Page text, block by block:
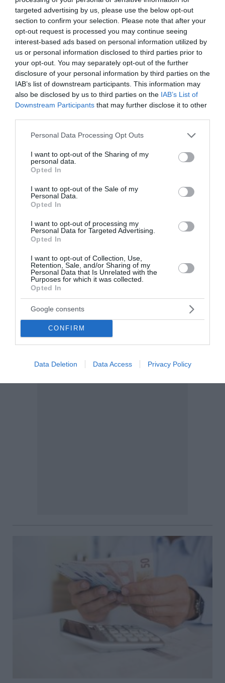
targeted advertising by us, please use the below opt-out
section to confirm your selection. Please note that after your
opt-out request is processed you may continue seeing
interest-based ads based on personal information utilized by
us or personal information disclosed to third parties prior to
your opt-out. You may separately opt-out of the further
disclosure of your personal information by third parties on the
IAB’s list of downstream participants. This information may
also be disclosed by us to third parties on the IAB’s List of
Downstream Participants that may further disclose it to other
Please note that this website/app uses one or more Google
not limited to your visit or usage behaviour. You may click to
grant or deny consent to Google and its third-party tags to
use your data for below specified purposes in below Google
consent section.
Personal Data Processing Opt Outs
I want to opt-out of the Sharing of my
personal data.
Opted In
I want to opt-out of the Sale of my
Personal Data.
Opted In
I want to opt-out of processing my
Personal Data for Targeted Advertising.
Opted In
I want to opt-out of Collection, Use,
Retention, Sale, and/or Sharing of my
Personal Data that Is Unrelated with the
Purposes for which it was collected.
Opted In
Google consents
CONFIRM
Data Deletion Data Access Privacy Policy
Σούπερ μάρκετ: Πρώτη ετήσια
μείωση τιμών μετά από επτά
μήνες
Μικρή αποκλιμάκωση των τιμών στα ράφια των
μεγάλων αλυσίδων σούπερ μάρκετ καταγράφηκε τον
Ιούλιο, με τον σχετικό δείκτη του Ινστιτούτου
Έρευνας Λιανεμπορίου Καταναλωτικών Αγαθών
(ΙΕΛΚΑ) να υποχωρεί κατά 0,47% σ...
18:31 | 04 Αυγούστου 2026 Οικονομία